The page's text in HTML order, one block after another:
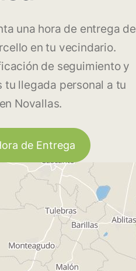
una hora de entrega de
en tu vecindario.
de seguimiento y
llegada personal a tu
Novallas.
de Entrega